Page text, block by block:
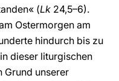
(Lk 24,5–6).
Ostermorgen am
hindurch bis zu
dieser liturgischen
Grund unserer